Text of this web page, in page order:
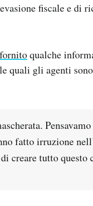
fiscale e di
fornitoqualche
quali gli agenti
fatto irruzione
creare tutto questo